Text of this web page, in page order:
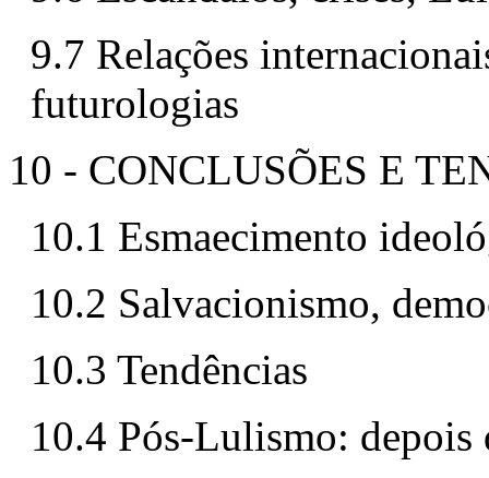
9.7 Relações
futurologias
10 - CONCLUSÕES E
10.1 Esmaecimento
10.2 Salvacionismo,
10.3 Tendências
10.4 Pós-Lulismo: depois